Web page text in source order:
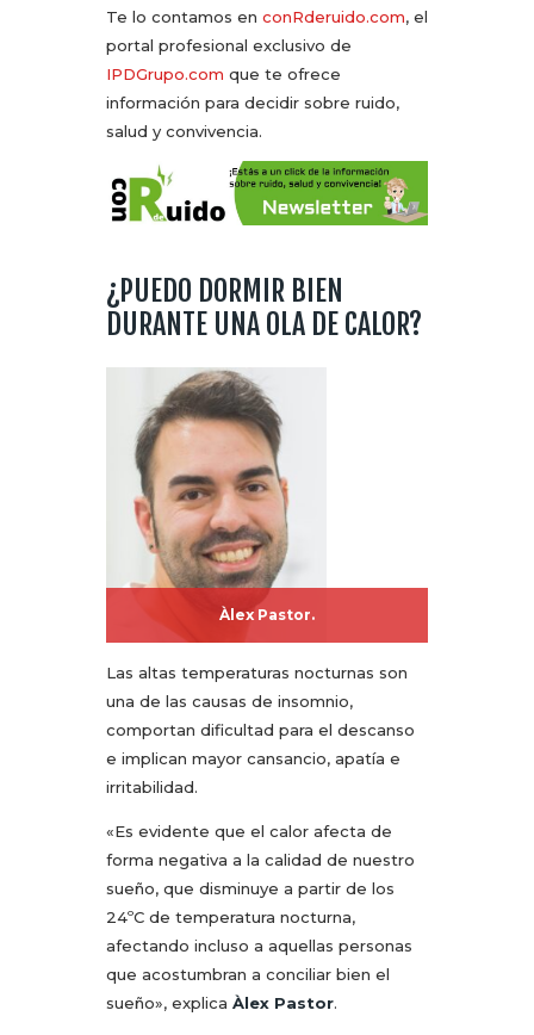
Te lo contamos en conRderuido.com, el
portal profesional exclusivo de
IPDGrupo.com que te ofrece
información para decidir sobre ruido,
salud y convivencia.
¿PUEDO DORMIR BIEN
DURANTE UNA OLA DE CALOR?
Àlex Pastor.
Las altas temperaturas nocturnas son
una de las causas de insomnio,
comportan dificultad para el descanso
e implican mayor cansancio, apatía e
irritabilidad.
«Es evidente que el calor afecta de
forma negativa a la calidad de nuestro
sueño, que disminuye a partir de los
24ºC de temperatura nocturna,
afectando incluso a aquellas personas
que acostumbran a conciliar bien el
sueño», explica Àlex Pastor.